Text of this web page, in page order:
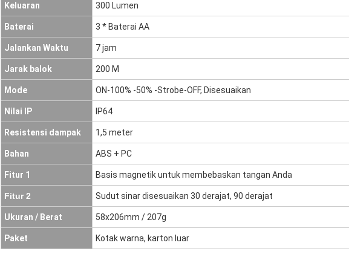
Keluaran 300 Lumen
Baterai 3 * Baterai AA
Jalankan Waktu 7 jam
Jarak balok 200 M
Mode ON-100% -50% -Strobe-OFF, Disesuaikan
Nilai IP IP64
Resistensi dampak 1,5 meter
Bahan ABS + PC
Fitur 1 Basis magnetik untuk membebaskan tangan Anda
Fitur 2 Sudut sinar disesuaikan 30 derajat, 90 derajat
Ukuran / Berat 58x206mm / 207g
Paket Kotak warna, karton luar